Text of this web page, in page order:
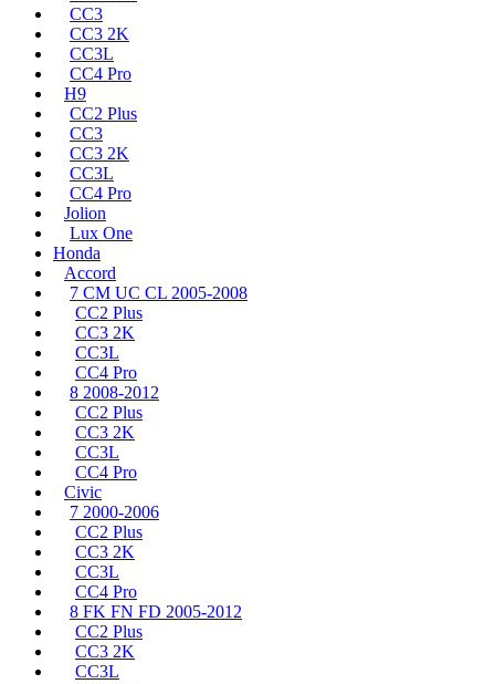
CC3
CC3 2K
CC3L
CC4 Pro
H9
CC2 Plus
CC3
CC3 2K
CC3L
CC4 Pro
Jolion
Lux One
Honda
Accord
7 CM UC CL 2005-2008
CC2 Plus
CC3 2K
CC3L
CC4 Pro
8 2008-2012
CC2 Plus
CC3 2K
CC3L
CC4 Pro
Civic
7 2000-2006
CC2 Plus
CC3 2K
CC3L
CC4 Pro
8 FK FN FD 2005-2012
CC2 Plus
CC3 2K
CC3L